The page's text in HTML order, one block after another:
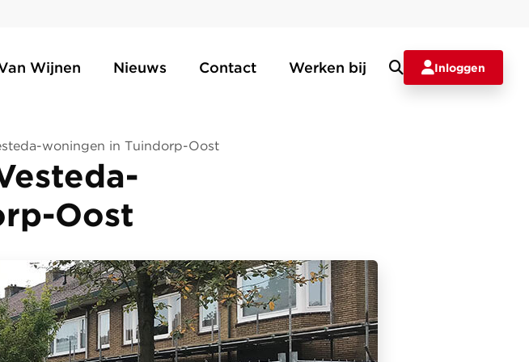
Wijnen Nieuws Contact Werken bij Inloggen
woningen in Tuindorp-Oost
Oost